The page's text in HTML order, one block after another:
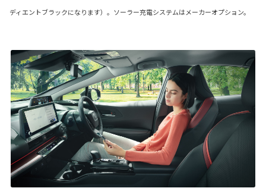
ディエントブラックになります）。ソーラー充電システムはメーカーオプション。